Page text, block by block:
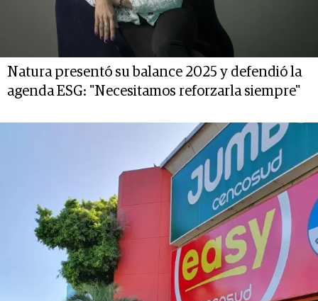
Natura presentó su balance 2025 y defendió la
agenda ESG: "Necesitamos reforzarla siempre"